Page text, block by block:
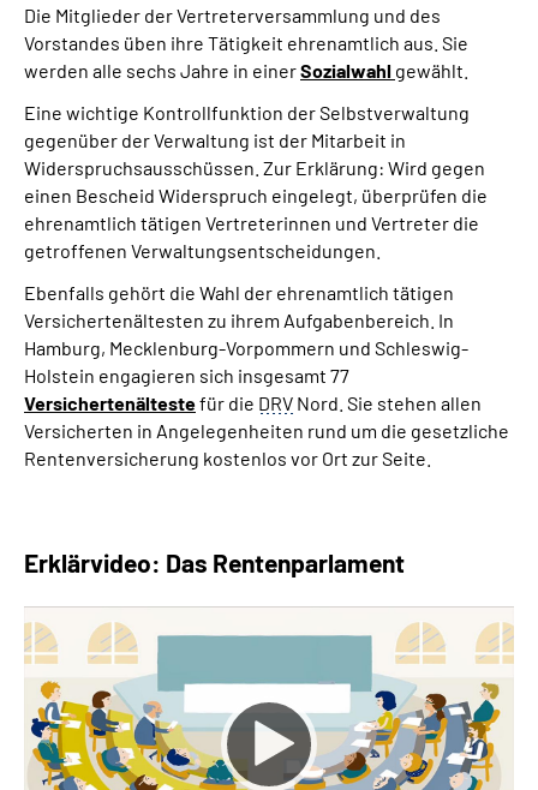
Die Mitglieder der Vertreterversammlung und des
Vorstandes üben ihre Tätigkeit ehrenamtlich aus. Sie
werden alle sechs Jahre in einerSozialwahl gewählt.
Eine wichtige Kontrollfunktion der Selbstverwaltung
gegenüber der Verwaltung ist der Mitarbeit in
Widerspruchsausschüssen. Zur Erklärung: Wird gegen
einen Bescheid Widerspruch eingelegt, überprüfen die
ehrenamtlich tätigen Vertreterinnen und Vertreter die
getroffenen Verwaltungsentscheidungen.
Ebenfalls gehört die Wahl der ehrenamtlich tätigen
Versichertenältesten zu ihrem Aufgabenbereich. In
Hamburg, Mecklenburg-Vorpommern und Schleswig-
Holstein engagieren sich insgesamt 77
Versichertenältestefür die DRV Nord. Sie stehen allen
Versicherten in Angelegenheiten rund um die gesetzliche
Rentenversicherung kostenlos vor Ort zur Seite.
Erklärvideo: Das Rentenparlament